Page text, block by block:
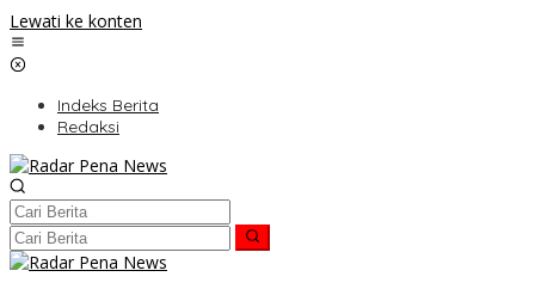
Lewati ke konten
Indeks Berita
Redaksi